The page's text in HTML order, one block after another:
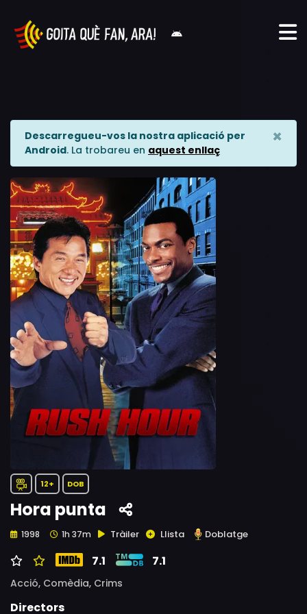
Descarregueu-vos la nostra aplicació per
Android. La trobareu en aquest enllaç
×
12+ DOB
Hora punta
1998 1h 37m Tràiler Llista Doblatge
7.1 7.1
Acció, Comèdia, Crims
Directors